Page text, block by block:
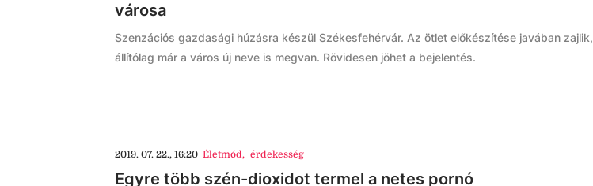
városa
Szenzációs gazdasági húzásra készül Székesfehérvár. Az ötlet előkészítése javában zajlik,
állítólag már a város új neve is megvan. Rövidesen jöhet a bejelentés.
2019. 07. 22., 16:20 Életmód, érdekesség
Egyre több szén-dioxidot termel a netes pornó